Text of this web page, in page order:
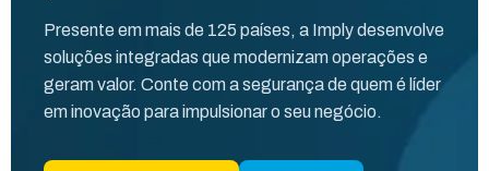
Presente em mais de 125 países, a Imply desenvolve
soluções integradas que modernizam operações e
geram valor. Conte com a segurança de quem é líder
em inovação para impulsionar o seu negócio.